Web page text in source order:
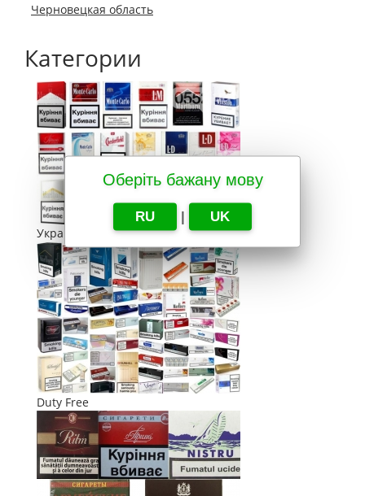
Оберіть бажану мову
RU | UK
Черновецкая область
Категории
Украина
Duty Free